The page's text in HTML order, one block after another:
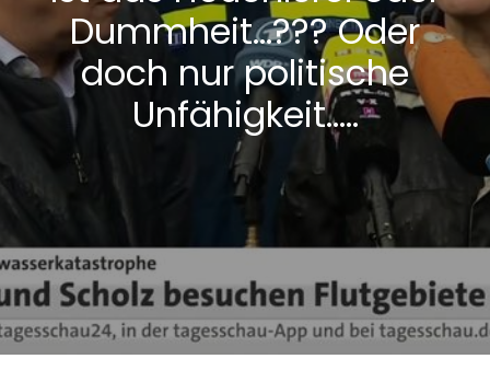
Dummheit…??? Oder
doch nur politische
Unfähigkeit…..